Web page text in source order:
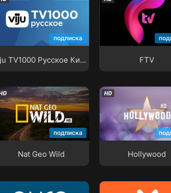
подписка
viju TV1000 Русское
viju TV1000 Русское Кино FTV
подписка
Nat Geo Wild
Nat Geo Wild
Hollywood
Hollywood